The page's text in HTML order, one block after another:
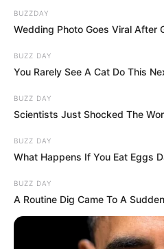
BUZZDAY
Wedding Photo Goes Viral After
BUZZ DAY
You Rarely See A Cat Do This
BUZZ DAY
Scientists Just Shocked The
BUZZ DAY
What Happens If You Eat Eggs
BUZZ DAY
A Routine Dig Came To A